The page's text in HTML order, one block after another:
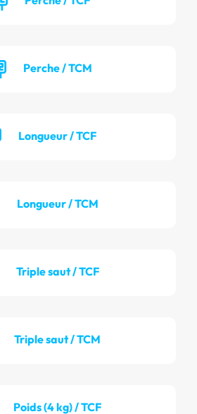
Perche / TCM
Longueur / TCF
Longueur / TCM
Triple saut / TCF
Triple saut / TCM
Poids (4 kg) / TCF